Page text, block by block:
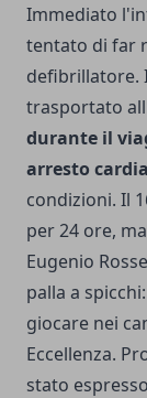
Immediato
tentato di far
defibrillatore.
trasportato
durante il
arresto
condizioni. Il
per 24 ore,
Eugenio
palla a
giocare nei
Eccellenza.
stato